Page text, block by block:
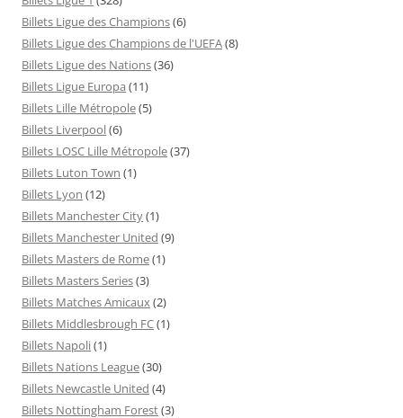
Billets Ligue des Champions(6)
Billets Ligue des Champions de l'UEFA(8)
Billets Ligue des Nations(36)
Billets Ligue Europa (11)
Billets Lille Métropole(5)
Billets Liverpool(6)
Billets LOSC Lille Métropole(37)
Billets Luton Town (1)
Billets Lyon (12)
Billets Manchester City(1)
Billets Manchester United (9)
Billets Masters de Rome(1)
Billets Masters Series(3)
Billets Matches Amicaux(2)
Billets Middlesbrough FC(1)
Billets Napoli(1)
Billets Nations League(30)
Billets Newcastle United (4)
Billets Nottingham Forest(3)